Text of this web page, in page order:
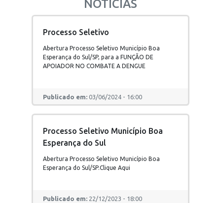
NOTÍCIAS
Processo Seletivo
Abertura Processo Seletivo Município Boa
Esperança do Sul/SP, para a FUNÇÃO DE
APOIADOR NO COMBATE A DENGUE
Publicado em: 03/06/2024 - 16:00
Processo Seletivo Município Boa
Esperança do Sul
Abertura Processo Seletivo Município Boa
Esperança do Sul/SP.Clique Aqui
Publicado em: 22/12/2023 - 18:00